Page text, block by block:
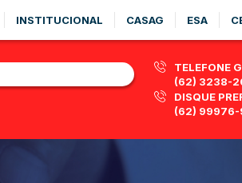
INSTITUCIONAL CASAG ESA
TELEFONE
(62) 3238-
DISQUE
(62)